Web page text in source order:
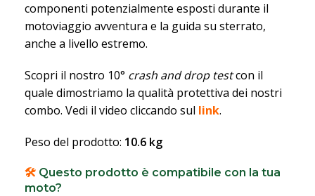
componenti potenzialmente esposti durante il
motoviaggio avventura e la guida su sterrato,
anche a livello estremo.
Scopri il nostro 10° crash and drop testcon il
quale dimostriamo la qualità protettiva dei nostri
combo. Vedi il video cliccando sul link.
Peso del prodotto: 10.6 kg
🛠️ Questo prodotto è compatibile con la tua
moto?